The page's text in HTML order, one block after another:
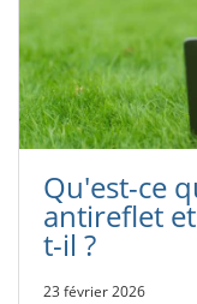
Qu'est-ce
antireflet
t-il ?
23 février 2026